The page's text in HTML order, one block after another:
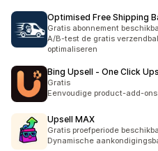
Optimised Free Shipping
Gratis abonnement
A/B-test de gratis
optimaliseren
Bing Upsell ‑ One Click
Gratis
Eenvoudige product-add-
Upsell MAX
Gratis proefperiode
Dynamische